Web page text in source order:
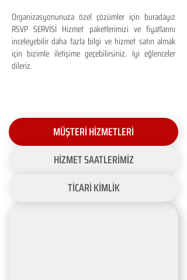
Organizasyonunuza özel çözümler için buradayız
RSVP SERVİSİ Hizmet paketlerimizi ve fiyatlarını
inceleyebilir daha fazla bilgi ve hizmet satın almak
için bizimle iletişime geçebilirsiniz. İyi eğlenceler
dileriz.
MÜŞTERİ HİZMETLERİ
HİZMET SAATLERİMİZ
TİCARİ KİMLİK